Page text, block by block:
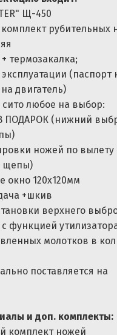
Щ-450
рубительных
термозакалка;
(паспорт
двигатель)
любое на выбор:
ПОДАРОК (нижний
ножей по вылету
щепы)
окно 120х120мм
+шкив
верхнего
функцией
молотков в
поставляется на
и доп. комплекты:
комплект ножей